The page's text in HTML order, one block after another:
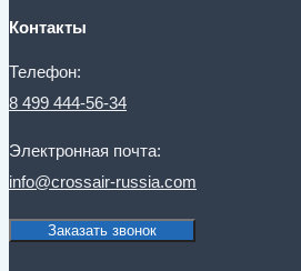
Контакты
Телефон:
8 499 444-56-34
Электронная почта:
info@crossair-russia.com
Заказать звонок